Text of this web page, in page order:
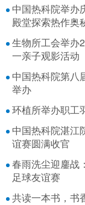
中国热科院举办
殿堂探索热作奥
生物所工会举办
一亲子观影活动
中国热科院第八
举办
环植所举办职工
中国热科院湛江
谊赛圆满收官
春雨洗尘迎鏖战
足球友谊赛
共读一本书，书